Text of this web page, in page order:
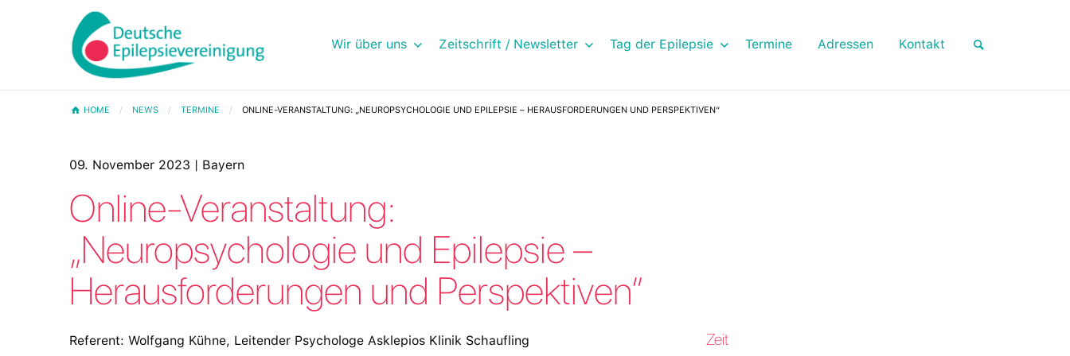
Wir über uns Zeitschrift / Newsletter Tag der Epilepsie Termine Adressen Kontakt
HOME NEWS TERMINE ONLINE-VERANSTALTUNG: „NEUROPSYCHOLOGIE UND EPILEPSIE – HERAUSFORDERUNGEN UND PERSPEKTIVEN“
09. November 2023 | Bayern
Online-Veranstaltung:
„Neuropsychologie und Epilepsie –
Herausforderungen und Perspektiven“
Referent: Wolfgang Kühne, Leitender Psychologe Asklepios Klinik Schaufling Zeit